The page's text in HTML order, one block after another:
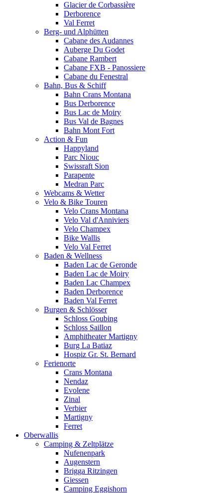
Glacier de Corbassière
Derborence
Val Ferret
Berg- und Alphütten
Cabane des Audannes
Auberge Du Godet
Cabane Rambert
Cabane FXB - Panossiere
Cabane du Fenestral
Bahn, Bus & Schiff
Bahn Crans Montana
Bus Derborence
Bus Lac de Moiry
Bus Val de Bagnes
Bahn Mont Fort
Action & Fun
Happyland
Parc Niouc
Swissraft Sion
Parapente
Medran Parc
Webcams & Wetter
Velo & Bike Touren
Velo Crans Montana
Velo Val d'Anniviers
Velo Champex
Bike Wallis
Velo Val Ferret
Baden & Wellness
Baden Lac de Geronde
Baden Lac de Moiry
Baden Lac Champex
Baden Derborence
Baden Val Ferret
Burgen & Schlösser
Schloss Goubing
Schloss Saillon
Amphitheater Martigny
Burg La Batiaz
Hospiz Gr. St. Bernard
Ferienorte
Crans Montana
Nendaz
Evolene
Zinal
Verbier
Martigny
Ferret
Oberwallis
Camping & Zeltplätze
Nufenenpark
Augenstern
Brigga Ritzingen
Giessen
Camping Eggishorn